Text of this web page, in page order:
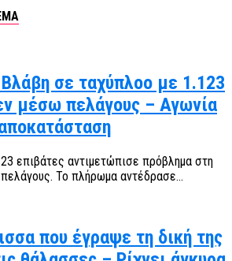
σε ταχύπλοο με 1.123
μέσω πελάγους – Αγωνία
επιβάτες αντιμετώπισε πρόβλημα στη
Το πλήρωμα αντέδρασε...
που έγραψε τη δική της